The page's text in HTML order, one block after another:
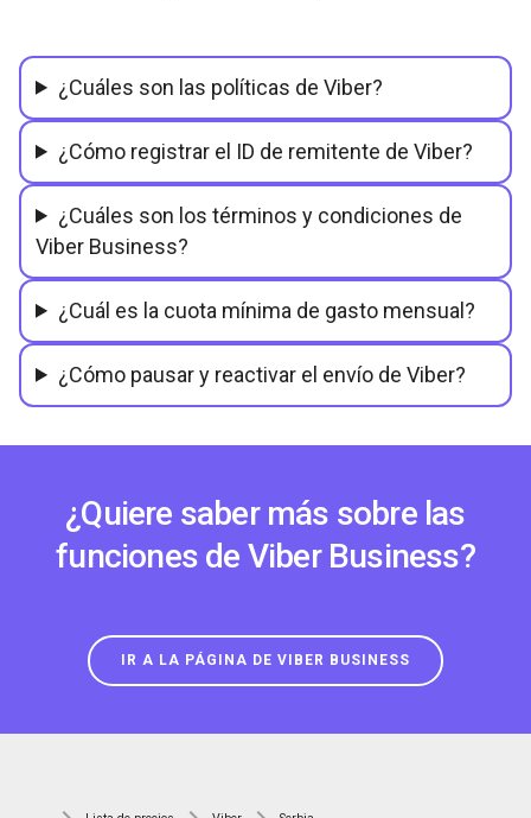
¿Cuáles son las políticas de Viber?
¿Cómo registrar el ID de remitente de Viber?
¿Cuáles son los términos y condiciones de
Viber Business?
¿Cuál es la cuota mínima de gasto mensual?
¿Cómo pausar y reactivar el envío de Viber?
¿Quiere saber más sobre las
funciones de Viber Business?
IR A LA PÁGINA DE VIBER BUSINESS